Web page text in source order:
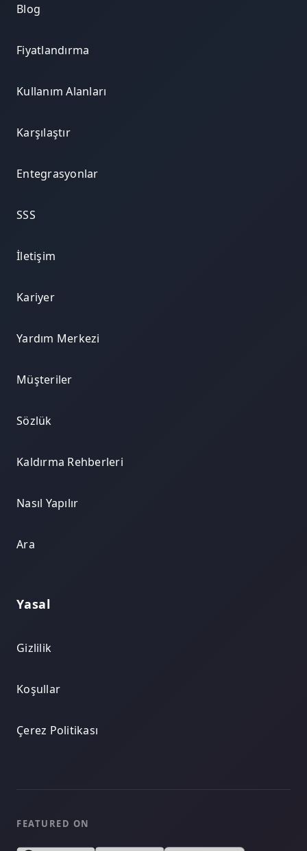
Blog
Fiyatlandırma
Kullanım Alanları
Karşılaştır
Entegrasyonlar
SSS
İletişim
Kariyer
Yardım Merkezi
Müşteriler
Sözlük
Kaldırma Rehberleri
Nasıl Yapılır
Ara
Yasal
Gizlilik
Koşullar
Çerez Politikası
FEATURED ON